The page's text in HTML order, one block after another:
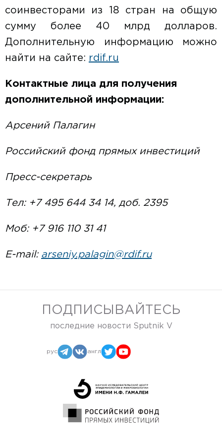
соинвесторами из 18 стран на общую
сумму более 40 млрд долларов.
Дополнительную информацию можно
найти на сайте: rdif.ru
Контактные лица для получения
дополнительной информации:
Арсений Палагин
Российский фонд прямых инвестиций
Пресс-секретарь
Тел: +7 495 644 34 14, доб. 2395
Моб: +7 916 110 31 41
E-mail: arseniy.palagin@rdif.ru
ПОДПИСЫВАЙТЕСЬ
последние новости Sputnik V
рус англ